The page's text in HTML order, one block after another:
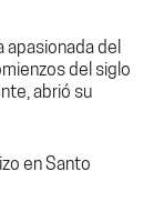
del
del siglo
abrió su
en Santo